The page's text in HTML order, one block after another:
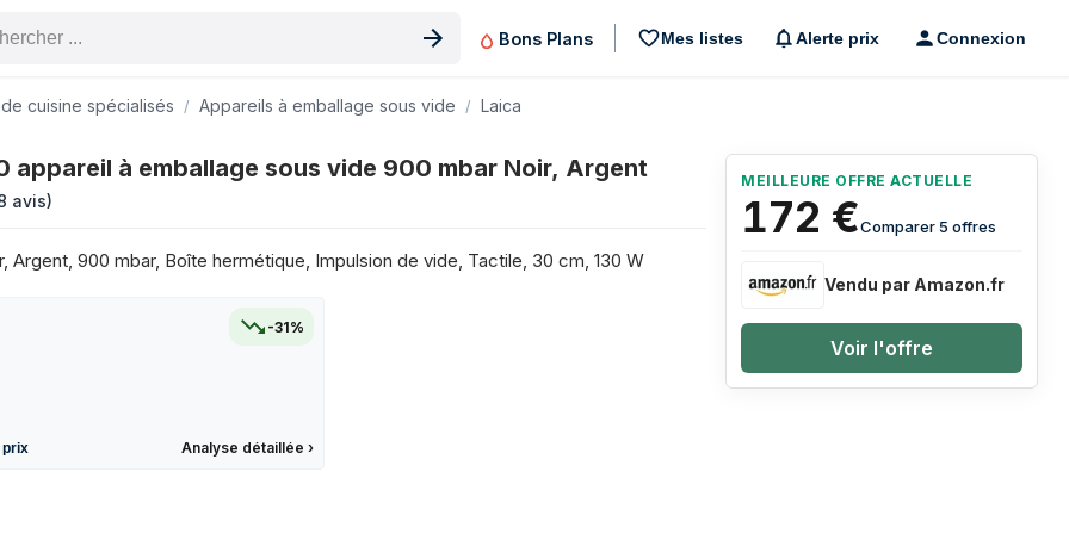
produit
Bons Plans Mes listes Alerte prix Connexion
cuisine spécialisés Appareils à emballage sous vide Laica
appareil à emballage sous vide 900 mbar Noir, Argent
avis)
Argent, 900 mbar, Boîte hermétique, Impulsion de vide, Tactile, 30 cm, 130 W
-31%
prix Analyse détaillée ›
MEILLEURE OFFRE ACTUELLE
172 €Comparer 5 offres
Vendu par Amazon.fr
Voir l'offre
Prix
193 €
193 €